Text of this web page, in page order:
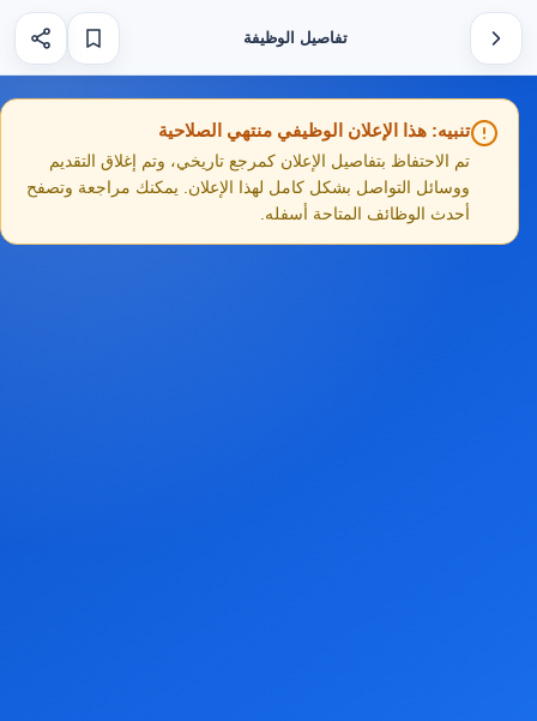
تفاصيل الوظيفة
تنبيه: هذا الإعلان الوظيفي منتهي الصلاحية
تم الاحتفاظ بتفاصيل الإعلان كمرجع تاريخي، وتم إغلاق التقديم
ووسائل التواصل بشكل كامل لهذا الإعلان. يمكنك مراجعة وتصفح
أحدث الوظائف المتاحة أسفله.